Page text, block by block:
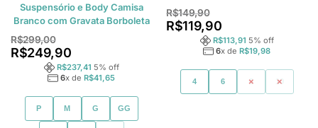
Suspensório e Body Camisa
Branco com Gravata Borboleta
R$299,00
R$249,90
R$237,41 5% off
6x de R$41,65
P M G GG
R$149,90
R$119,90
R$113,91 5% off
6x de R$19,98
4 6 8 10